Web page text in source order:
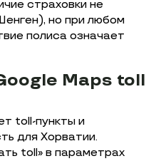
страховки не
но при любом
полиса означает
Maps toll
toll-пункты и
для Хорватии.
toll» в параметрах